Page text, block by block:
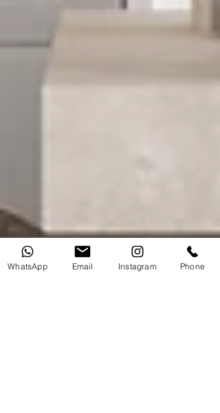
WhatsApp Email Instagram Phone